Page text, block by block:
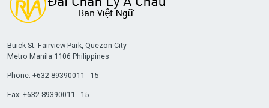
Buick St. Fairview Park, Quezon City
Metro Manila 1106 Philippines
Phone: +632 89390011 - 15
Fax: +632 89390011 - 15